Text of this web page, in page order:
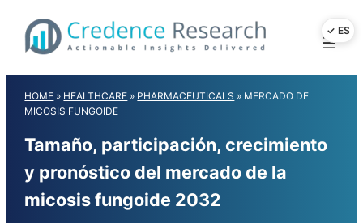
content
HOME » HEALTHCARE » PHARMACEUTICALS » MERCADO DE
MICOSIS FUNGOIDE
Tamaño, participación, crecimiento
y pronóstico del mercado de la
micosis fungoide 2032